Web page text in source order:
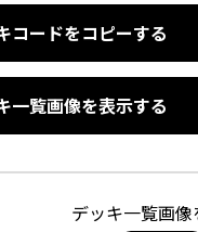
コードをコピーする
一覧画像を表示する
デッキ一覧画